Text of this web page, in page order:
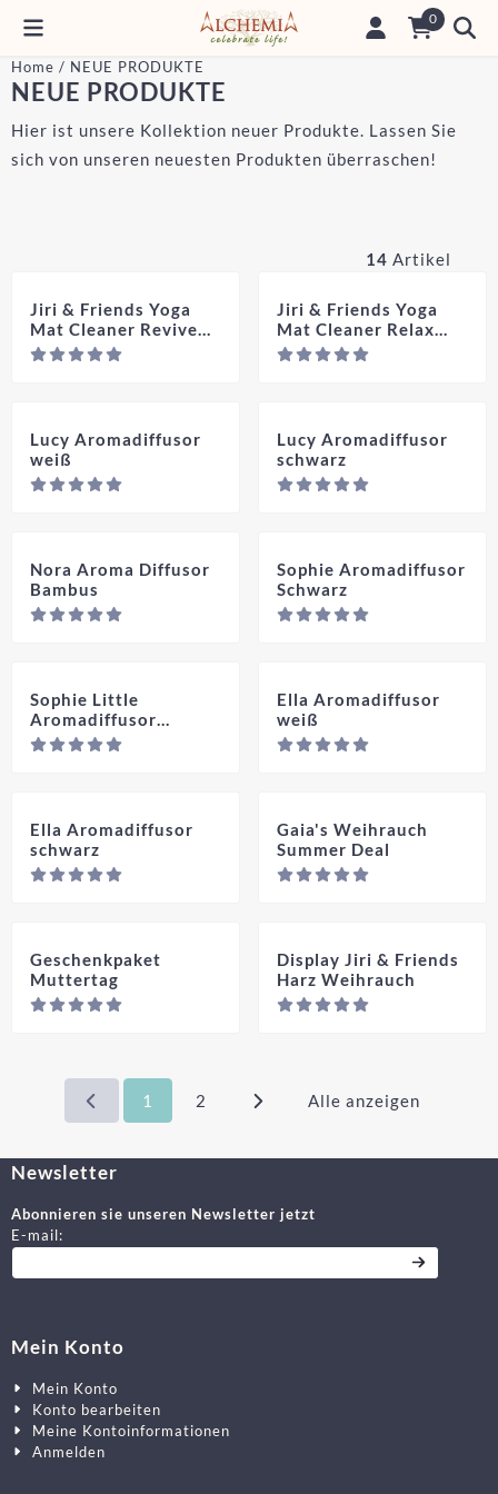
Cookie-Einstellungen sind derzeit geschlossen. 0
Home / NEUE PRODUKTE
NEUE PRODUKTE
Hier ist unsere Kollektion neuer Produkte. Lassen Sie
sich von unseren neuesten Produkten überraschen!
14 Artikel
Jiri & Friends Yoga
Mat Cleaner Revive
Mist
Preis nicht sichtbar
Jiri & Friends Yoga
Mat Cleaner Relax
Mist
Lucy Aromadiffusor
weiß
Preis nicht sichtbar
Lucy Aromadiffusor
schwarz
Nora Aroma Diffusor
Bambus
Preis nicht sichtbar
Sophie Aromadiffusor
Schwarz
Sophie Little
Aromadiffusor
Schwarz
Preis nicht sichtbar
Ella Aromadiffusor
weiß
Ella Aromadiffusor
schwarz
Preis nicht sichtbar
Gaia's Weihrauch
Summer Deal
Geschenkpaket
Muttertag
Preis nicht sichtbar
Display Jiri & Friends
Harz Weihrauch
1 2 Alle anzeigen
Newsletter
Abonnieren sie unseren Newsletter jetzt
E-mail:
Mein Konto
Mein Konto
Konto bearbeiten
Meine Kontoinformationen
Anmelden